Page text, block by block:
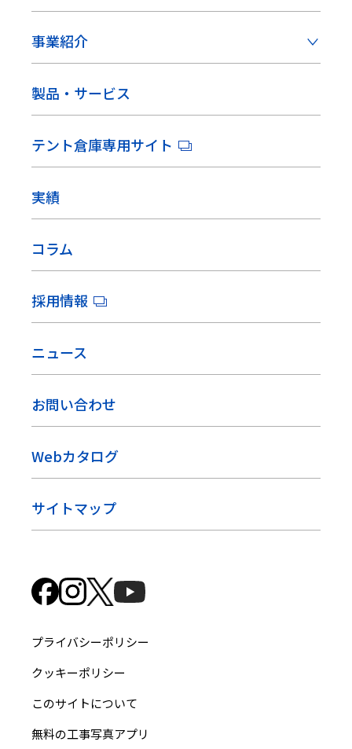
事業紹介
製品・サービス
テント倉庫専用サイト
実績
コラム
採用情報
ニュース
お問い合わせ
Webカタログ
サイトマップ
プライバシーポリシー
クッキーポリシー
このサイトについて
無料の工事写真アプリ